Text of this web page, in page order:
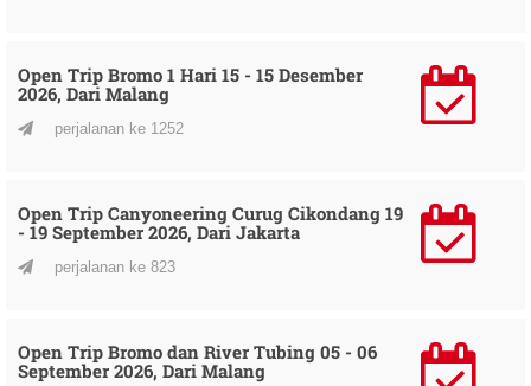
Open Trip Bromo 1 Hari 15 - 15 Desember
2026, Dari Malang
perjalanan ke 1252
Open Trip Canyoneering Curug Cikondang 19
- 19 September 2026, Dari Jakarta
perjalanan ke 823
Open Trip Bromo dan River Tubing 05 - 06
September 2026, Dari Malang